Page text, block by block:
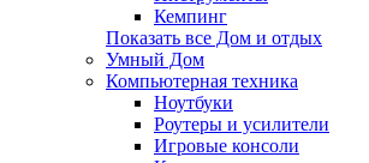
Кемпинг
Показать все Дом и отдых
Умный Дом
Компьютерная техника
Ноутбуки
Роутеры и усилители
Игровые консоли